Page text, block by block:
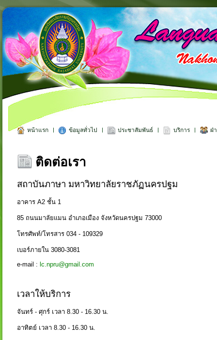
หน้าแรก ข้อมูลทั่วไป ประชาสัมพันธ์ บริการ ฝ่
ติดต่อเรา
สถาบันภาษา มหาวิทยาลัยราชภัฏนครปฐม
อาคาร A2 ชั้น 1
85 ถนนมาลัยแมน อำเภอเมือง จังหวัดนครปฐม 73000
โทรศัพท์/โทรสาร 034 - 109329
เบอร์ภายใน 3080-3081
e-mail : lc.npru@gmail.com
เวลาให้บริการ
จันทร์ - ศุกร์ เวลา 8.30 - 16.30 น.
อาทิตย์ เวลา 8.30 - 16.30 น.